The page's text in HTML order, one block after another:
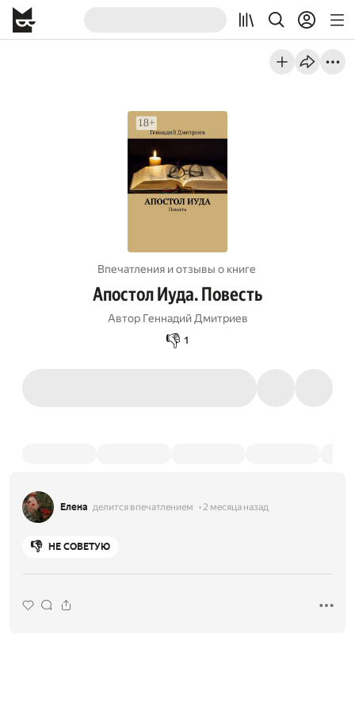
Впечатления и отзывы о книге
Апостол Иуда. Повесть
Автор Геннадий Дмитриев
👎 1
Елена делится впечатлением 2 месяца назад
👎 НЕ СОВЕТУЮ